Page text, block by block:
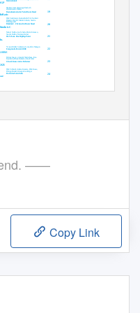
19
20
21
22
23
24
Internationale
SGP
Dietmar Gaisenkersting, Elisabeth
Zimmermann-Modler
Basisdemokratische Partei Deutschland
dieBasis
Dirk Sattelmaier, Karina Reiß, Prof. Sucharit
Bhakdi, Prof. Dr. Martin Schwab, Sandra
Fröhlingsdorf
Bündnis C - Christen für Deutschland
Bündnis C
Marcel Stubbe, Jan Schulte, Dietrich Janzen,
Sandra Stubbe, Norman Kerner
Die Urbane. Eine HipHop Partei
du.
Yvonne Müller, Salimatou Jome, Felix Mangen
LIEBE
Helene Susojev, Anatolij Niederhaus, Irina
Kaschirin, Diana Kabanov, Irina Felker
Liberal-Konservative Reformer
LKR
Dirk Schmidt, Andrea Konorza, Dirk Kosse,
Philipp Bender, Klausjochen Berger
Partei des Fortschritts
PdF
——
Copy Link